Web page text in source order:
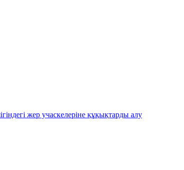
жер учаскелеріне құқықтарды алу